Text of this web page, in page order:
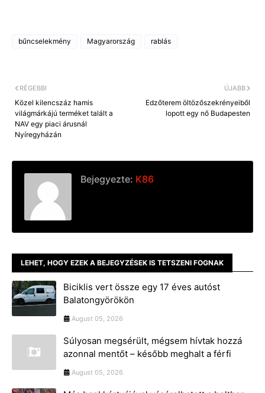
bűncselekmény Magyarország rablás
ÚJABB
Edzőterem öltözőszekrényeiből
lopott egy nő Budapesten
RÉGEBBI
Közel kilencszáz hamis
világmárkájú terméket talált a
NAV egy piaci árusnál
Nyíregyházán
Bejegyezte: K86
LEHET, HOGY EZEK A BEJEGYZÉSEK IS TETSZENI FOGNAK
Biciklis vert össze egy 17 éves autóst
Balatongyörökön
August 05, 2026
Súlyosan megsérült, mégsem hívtak hozzá
azonnal mentőt – később meghalt a férfi
August 05, 2026